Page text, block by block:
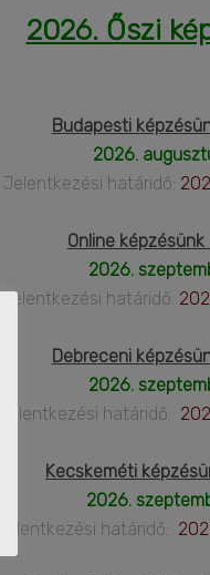
2026. Őszi
Budapesti
2026.
Jelentkezési határidő:
Online képzésünk
2026.
Jelentkezési határidő:
Debreceni
2026.
Jelentkezési határidő:
Kecskeméti
2026.
Jelentkezési határidő: